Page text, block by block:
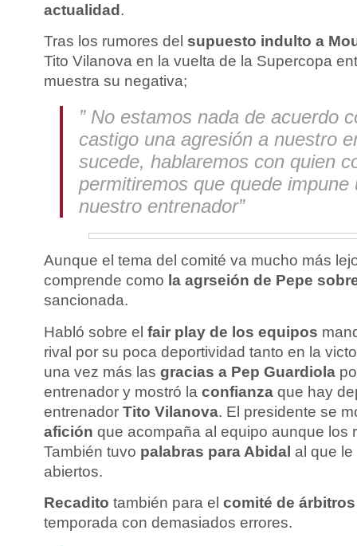
actualidad .
Tras los rumores del supuesto indulto a
Tito Vilanova en la vuelta de la Supercopa
muestra su negativa;
” No estamos nada de acuerdo
castigo una agresión a nuestro
sucede, hablaremos con quien
permitiremos que quede impune
nuestro entrenador”
Aunque el tema del comité va mucho más
comprende como la agrseión de Pepe
sancionada.
Habló sobre el fair play de los equipos
rival por su poca deportividad tanto en la
una vez más las gracias a Pep Guardiola
entrenador y mostró la confianza que hay
entrenador Tito Vilanova. El presidente se
afición que acompaña al equipo aunque los
También tuvo palabras para Abidal al que
abiertos.
Recadito también para el comité de árbitros
temporada con demasiados errores.